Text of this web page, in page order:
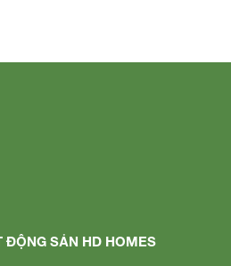
ĐỘNG SẢN HD HOMES